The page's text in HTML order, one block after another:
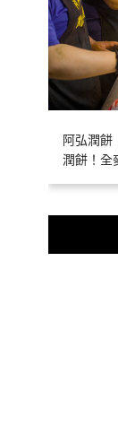
阿弘潤餅
潤餅！全